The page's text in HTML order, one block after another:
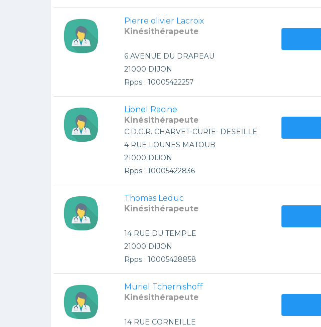
Pierre olivier Lacroix
Kinésithérapeute
6 AVENUE DU DRAPEAU
21000 DIJON
Rpps : 10005422257
Lionel Racine
Kinésithérapeute
C.D.G.R. CHARVET-CURIE- DESEILLE
4 RUE LOUNES MATOUB
21000 DIJON
Rpps : 10005422836
Thomas Leduc
Kinésithérapeute
14 RUE DU TEMPLE
21000 DIJON
Rpps : 10005428858
Muriel Tchernishoff
Kinésithérapeute
14 RUE CORNEILLE